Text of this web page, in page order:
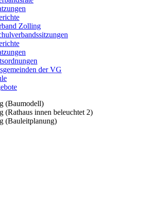
Zolling
der VG